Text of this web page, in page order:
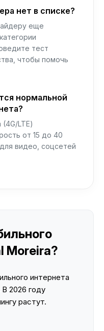
нет в списке?
еще
тест
чтобы помочь
нормальной
LTE)
от 15 до 40
видео, соцсетей
Moreira?
интернета
2026 году
растут.